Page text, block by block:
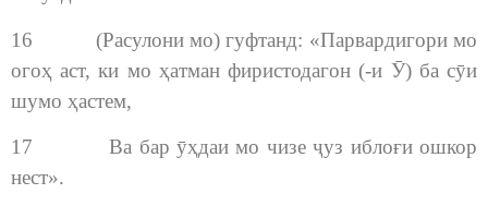
16 (Расулони мо) гуфтанд: «Парвардигори мо
огоҳ аст, ки мо ҳатман фиристодагон (-и Ӯ) ба сӯи
шумо ҳастем,
17 Ва бар ӯҳдаи мо чизе ҷуз иблоғи ошкор
нест».